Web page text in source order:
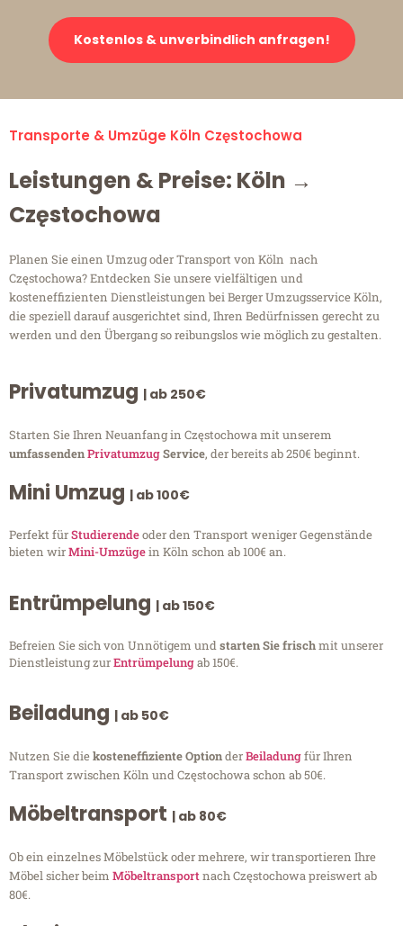
Kostenlos & unverbindlich anfragen!
Transporte & Umzüge Köln Częstochowa
Leistungen & Preise: Köln →
Częstochowa
Planen Sie einen Umzug oder Transport von Köln nach
Częstochowa? Entdecken Sie unsere vielfältigen und
kosteneffizienten Dienstleistungen bei Berger Umzugsservice Köln,
die speziell darauf ausgerichtet sind, Ihren Bedürfnissen gerecht zu
werden und den Übergang so reibungslos wie möglich zu gestalten.
Privatumzug | ab 250€
Starten Sie Ihren Neuanfang in Częstochowa mit unserem
umfassendenPrivatumzugService, der bereits ab 250€ beginnt.
Mini Umzug | ab 100€
Perfekt fürStudierendeoder den Transport weniger Gegenstände
bieten wirMini-Umzügein Köln schon ab 100€ an.
Entrümpelung | ab 150€
Befreien Sie sich von Unnötigem undstarten Sie frischmit unserer
Dienstleistung zurEntrümpelungab 150€.
Beiladung | ab 50€
Nutzen Sie diekosteneffiziente OptionderBeiladungfür Ihren
Transport zwischen Köln und Częstochowa schon ab 50€.
Möbeltransport | ab 80€
Ob ein einzelnes Möbelstück oder mehrere, wir transportieren Ihre
Möbel sicher beim Möbeltransportnach Częstochowa preiswert ab
80€.